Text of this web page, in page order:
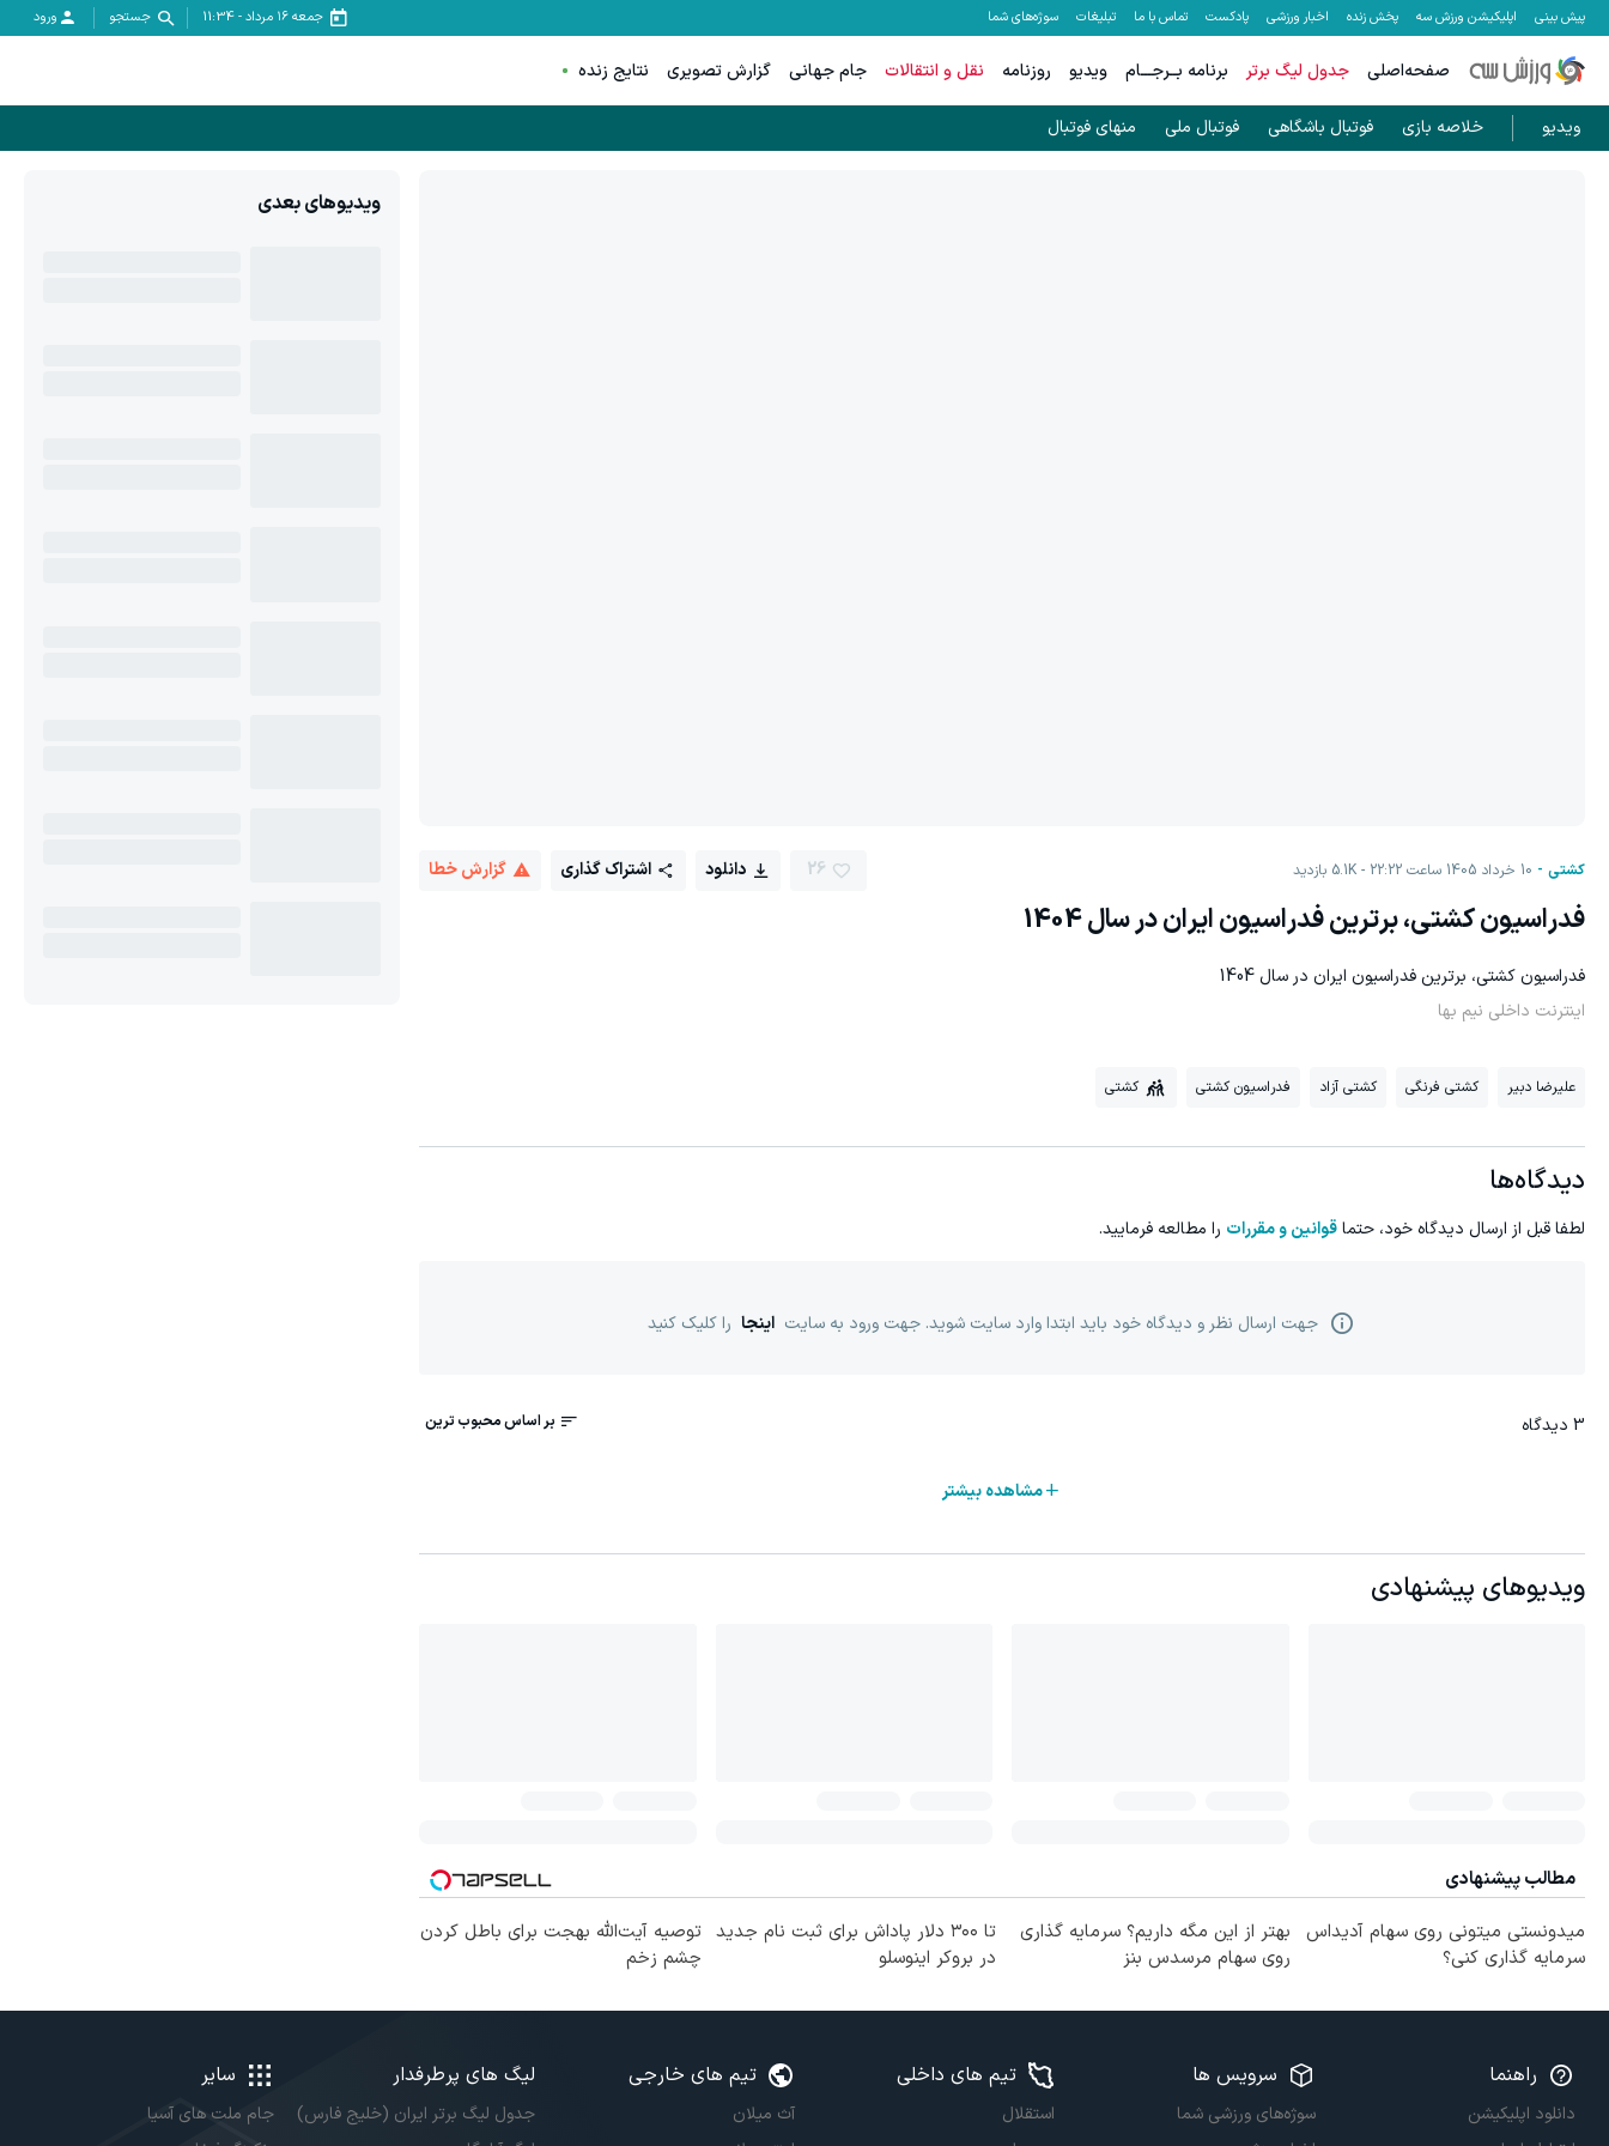
پیش بینی اپلیکیشن ورزش سه پخش زنده اخبار ورزشی پادکست تماس با ما تبلیغات سوژه‌های شما جمعه ۱۶ مرداد -
11:34 جستجو ورود
صفحه‌اصلی جدول لیگ برتر برنامه بــرجـــام ویدیو روزنامه نقل و انتقالات جام جهانی گزارش تصویری نتایج زنده
ویدیو خلاصه بازی فوتبال باشگاهی فوتبال ملی منهای فوتبال
کشتی 10 خرداد 1405 ساعت 22:22 5.1K بازدید 26 دانلود اشتراک گذاری گزارش خطا
فدراسیون کشتی، برترین فدراسیون ایران در سال 1404
فدراسیون کشتی، برترین فدراسیون ایران در سال 1404
اینترنت داخلی نیم بها
علیرضا دبیر کشتی فرنگی کشتی آزاد فدراسیون کشتی کشتی
دیدگاه‌ها
لطفا قبل از ارسال دیدگاه خود، حتماقوانین و مقررات را مطالعه فرمایید.
جهت ارسال نظر و دیدگاه خود باید ابتدا وارد سایت شوید. جهت ورود به سایت اینجا را کلیک کنید
3 دیدگاه
مشاهده بیشتر
ویدیوهای پیشنهادی
مطالب پیشنهادی
میدونستی میتونی روی سهام آدیداس
سرمایه گذاری کنی؟
بهتر از این مگه داریم؟ سرمایه گذاری
روی سهام مرسدس بنز
تا ۳۰۰ دلار پاداش برای ثبت نام جدید
در بروکر اینوسلو
توصیه آیت‌الله بهجت برای باطل کردن
چشم زخم
ویدیوهای بعدی
راهنما
دانلود اپلیکیشن
سرویس ها
سوژه‌های ورزشی شما
تیم های داخلی
استقلال
تیم های خارجی
آث میلان
لیگ های پرطرفدار
جدول لیگ برتر ایران (خلیج فارس)
سایر
جام ملت های آسیا